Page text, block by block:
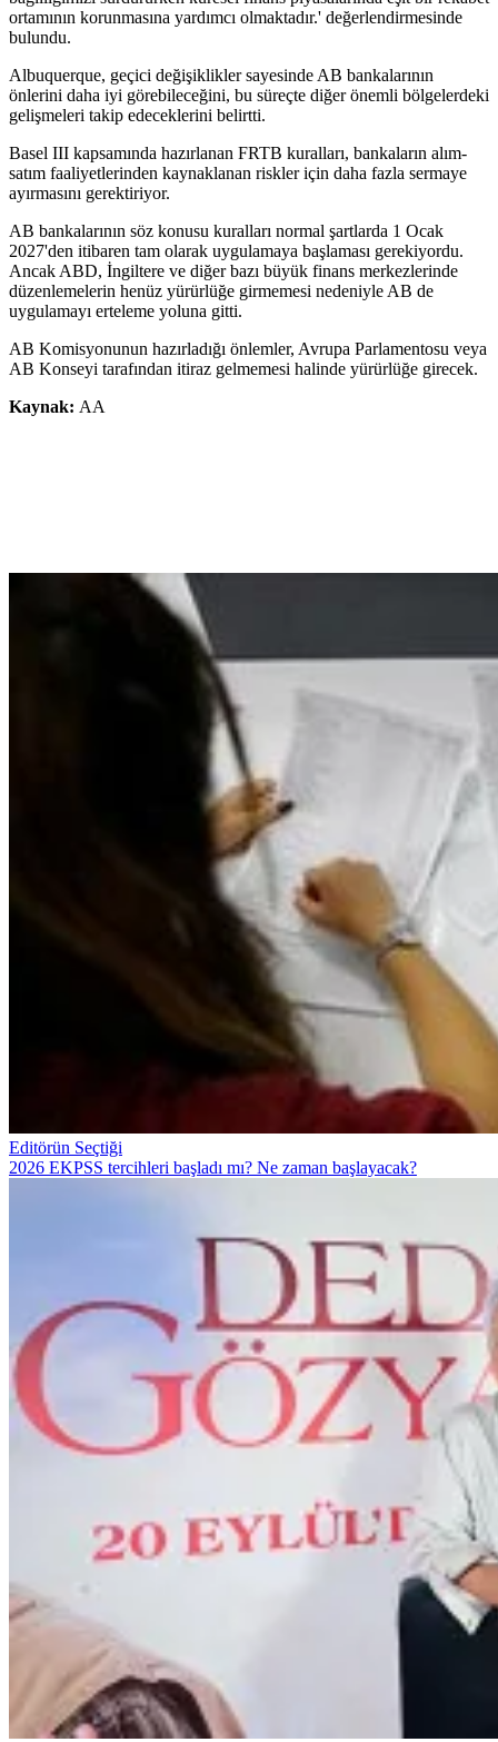
ortamının korunmasına yardımcı olmaktadır.' değerlendirmesinde
bulundu.
Albuquerque, geçici değişiklikler sayesinde AB bankalarının
önlerini daha iyi görebileceğini, bu süreçte diğer önemli bölgelerdeki
gelişmeleri takip edeceklerini belirtti.
Basel III kapsamında hazırlanan FRTB kuralları, bankaların alım-
satım faaliyetlerinden kaynaklanan riskler için daha fazla sermaye
ayırmasını gerektiriyor.
AB bankalarının söz konusu kuralları normal şartlarda 1 Ocak
2027'den itibaren tam olarak uygulamaya başlaması gerekiyordu.
Ancak ABD, İngiltere ve diğer bazı büyük finans merkezlerinde
düzenlemelerin henüz yürürlüğe girmemesi nedeniyle AB de
uygulamayı erteleme yoluna gitti.
AB Komisyonunun hazırladığı önlemler, Avrupa Parlamentosu veya
AB Konseyi tarafından itiraz gelmemesi halinde yürürlüğe girecek.
Kaynak: AA
Editörün Seçtiği
2026 EKPSS tercihleri başladı mı? Ne zaman başlayacak?